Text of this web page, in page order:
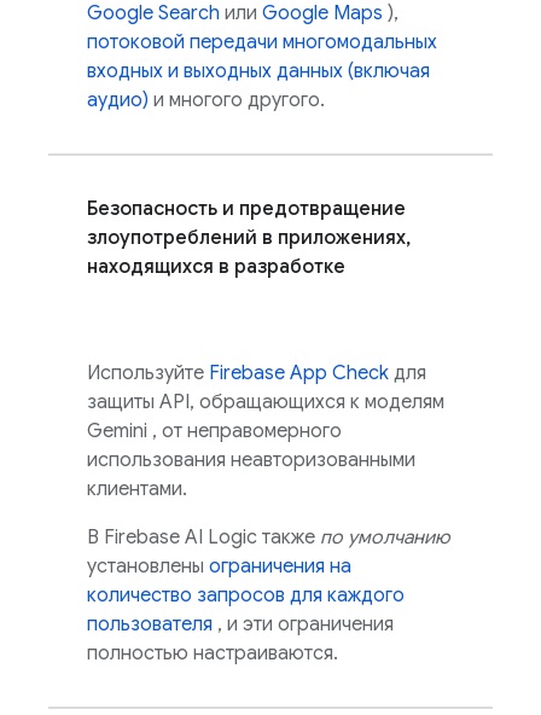
Google Search или Google Maps ),
потоковой передачи многомодальных
входных и выходных данных (включая
аудио) и многого другого.
Безопасность и предотвращение
злоупотреблений в приложениях,
находящихся в разработке
Используйте Firebase App Check для
защиты API, обращающихся к моделям
Gemini , от неправомерного
использования неавторизованными
клиентами.
В Firebase AI Logic также по умолчанию
установлены ограничения на
количество запросов для каждого
пользователя , и эти ограничения
полностью настраиваются.